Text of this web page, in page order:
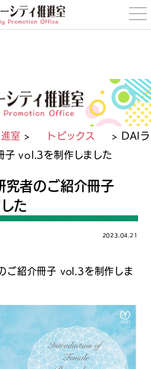
t
o
g
v
i
g
a
t
i
o
室 > トピックス >
DAIラ
子 vol.3を制作しました
者のご紹介冊子
た
2023.04.21
ご紹介冊子 vol.3を制作しま